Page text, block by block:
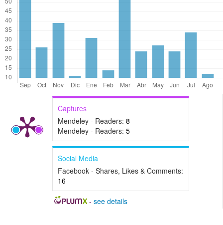
Captures
Mendeley - Readers: 8
Mendeley - Readers: 5
Social Media
Facebook - Shares, Likes & Comments:
16
- see details